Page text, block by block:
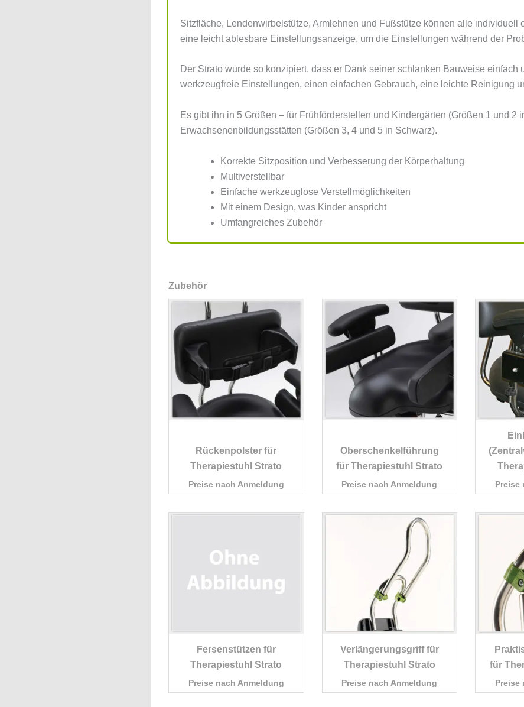
Sitzfläche, Lendenwirbelstütze, Armlehnen und Fußstütze können alle
eine leicht ablesbare Einstellungsanzeige, um die Einstellungen während der
Der Strato wurde so konzipiert, dass er Dank seiner schlanken Bauweise einfach
werkzeugfreie Einstellungen, einen einfachen Gebrauch, eine leichte Reinigung
Es gibt ihn in 5 Größen – für Frühförderstellen und Kindergärten (Größen 1 und 2
Erwachsenenbildungsstätten (Größen 3, 4 und 5 in Schwarz).
Korrekte Sitzposition und Verbesserung der Körperhaltung
Multiverstellbar
Einfache werkzeuglose Verstellmöglichkeiten
Mit einem Design, was Kinder anspricht
Umfangreiches Zubehör
Zubehör
Rückenpolster für
Therapiestuhl Strato
Preise nach Anmeldung
Oberschenkelführung
für Therapiestuhl Strato
Preise nach Anmeldung Preise
Fersenstützen für
Therapiestuhl Strato
Preise nach Anmeldung
Verlängerungsgriff für
Therapiestuhl Strato
Preise nach Anmeldung
für
Preise